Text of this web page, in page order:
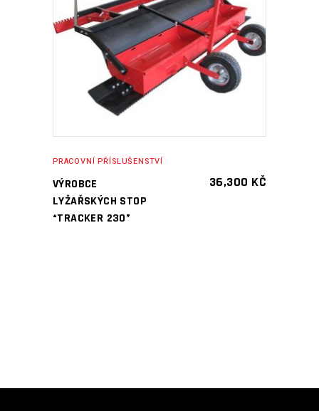
PŘIDAT DO KOŠÍKU
PRACOVNÍ PŘÍSLUŠENSTVÍ
VÝROBCE
LYŽAŘSKÝCH STOP
“TRACKER 230”
36,300 KČ